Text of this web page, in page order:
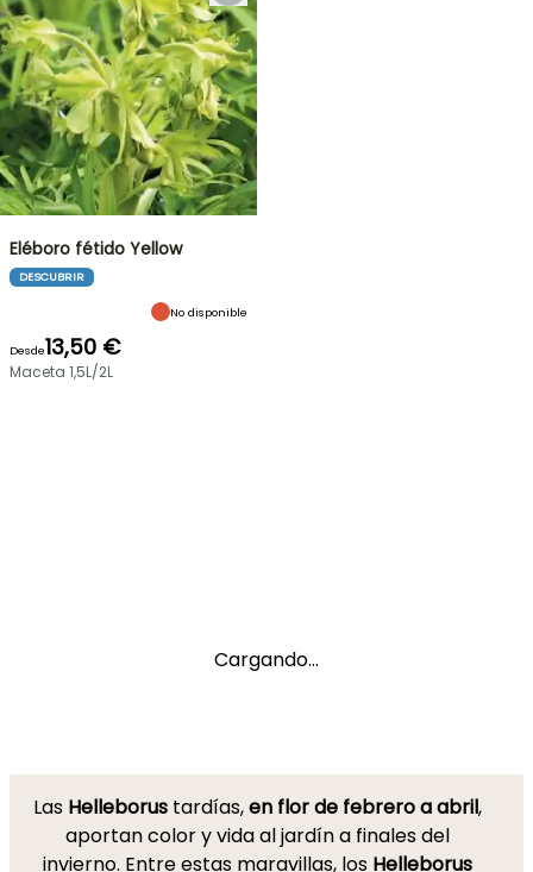
Eléboro fétido Yellow
DESCUBRIR
No disponible
Desde13,50 €
Maceta 1,5L/2L
Cargando...
Las Helleborustardías,en flor de febrero a abril,
aportan color y vida al jardín a finales del
invierno. Entre estas maravillas, los Helleborus